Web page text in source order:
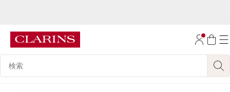
フッターへ移動する。
検索候補